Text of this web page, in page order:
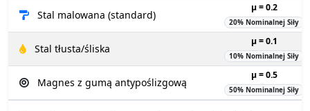
Stal malowana (standard)
µ = 0.2
20% Nominalnej Siły
Stal tłusta/śliska
µ = 0.1
10% Nominalnej Siły
Magnes z gumą antypoślizgową
µ = 0.5
50% Nominalnej Siły